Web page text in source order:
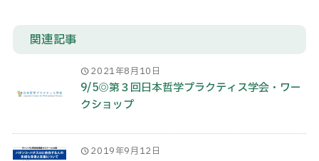
関連記事
2021年8月10日
9/5◎第３回日本哲学プラクティス学会・ワー
クショップ
2019年9月12日